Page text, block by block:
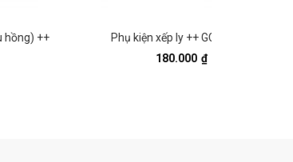
Phụ kiện xếp ly ++ GC536/39